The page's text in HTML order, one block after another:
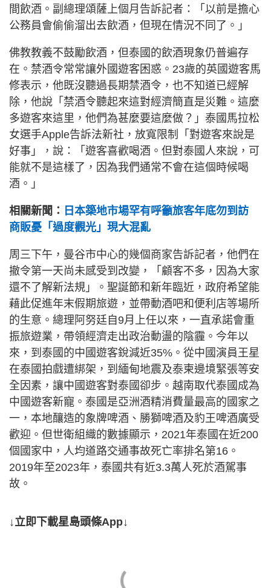
間飲酒。副總理頌薩上個月告訴記者：「以前是擔心
公務員會偷偷溜出去飲酒，但現在情況不同了。」
佛教教義不鼓勵飲酒，但泰國的飲酒現象仍普遍存
在。禁酒令常常讓外國遊客困惑。23歲的英國遊客馬
修表示，他既沒聽過長期禁酒令，也不知道已經解
除，他說「禁酒令聽起來這對經濟簡直是災難。這麼
多遊客來這里，他們為甚麼要這麼做？」泰國馬拉松
女選手Apple告訴法新社，放寬限制「對遊客來說是
好事」，說：「遊客喜歡喝酒。但對泰國人來說，可
能就不是這樣了，因為我們通常不會在這個時候喝
酒。」
相關新聞： 日本築地市場罕有呼籲旅客年底勿到訪
商販憂「過度觀光」現大混亂
周三下午，曼谷市中心的幾個商家告訴記者，他們在
撤令第一天尚未感受到改變，「顧客不多，因為大家
還不了解新法規」。聖誕節和新年臨近，政府希望能
藉此促進年末假期旅遊，並帶動酒吧和便利店等場所
的生意。總理阿努廷自9月上任以來，一直承諾會重
振旅遊業，帶領經濟走出政治動盪的陰霾。今年以
來，到泰國的中國遊客銳減近35%。從中國演員王星
在泰國拍戲遭綁架，到緬甸地震及泰柬邊境緊張等安
全因素，讓中國遊客對泰國卻步。越南取代泰國成為
中國遊客新寵。泰國是亞洲酒精消費量最高的國家之
一，本地釀造的象牌啤酒、勝獅啤酒及豹王啤酒廣受
歡迎。但世衛組織的數據顯示，2021年泰國在近200
個國家中，人均道路交通事故死亡率排名第16。
2019年至2023年，泰國共有近3.3萬人死於酒駕事
故。
↓立即下載星島頭條App↓